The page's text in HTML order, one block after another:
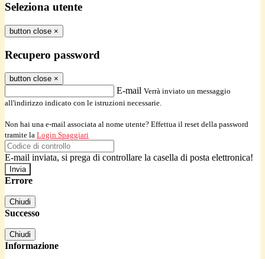
Seleziona utente
button close ×
Recupero password
button close ×
E-mail Verrà inviato un messaggio
all'indirizzo indicato con le istruzioni necessarie.
Non hai una e-mail associata al nome utente? Effettua il reset della password
tramite la Login Spaggiari
E-mail inviata, si prega di controllare la casella di posta elettronica!
Errore
Chiudi
Successo
Chiudi
Informazione